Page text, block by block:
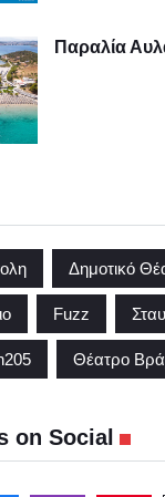
Παραλία
Δημοτικό
Fuzz
Θέατρο
on Social